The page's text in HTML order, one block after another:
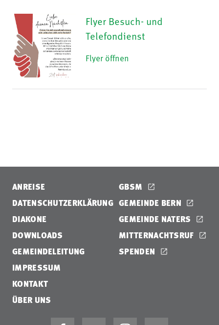
Flyer Besuch- und
Telefondienst
Flyer öffnen
ANREISE
DATENSCHUTZERKLÄRUNG
DIAKONE
DOWNLOADS
GEMEINDELEITUNG
IMPRESSUM
KONTAKT
ÜBER UNS
GBSM
GEMEINDE BERN
GEMEINDE NATERS
MITTERNACHTSRUF
SPENDEN